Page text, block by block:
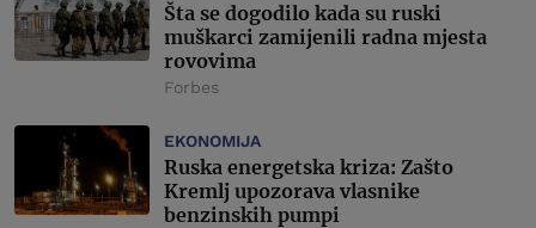
Šta se dogodilo kada su ruski
muškarci zamijenili radna mjesta
rovovima
Forbes
EKONOMIJA
Ruska energetska kriza: Zašto
Kremlj upozorava vlasnike
benzinskih pumpi